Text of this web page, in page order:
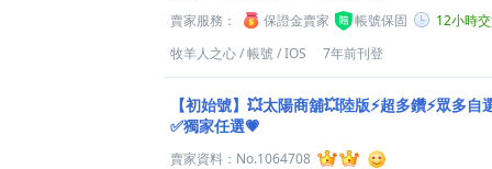
賣家服務：
保證金賣家 帳號保固
12小時
牧羊人之心/帳號/IOS 7年前刊登
【初始號】💥太陽商舖💥陸版⚡超多鑽⚡眾多
✅獨家任選💗
賣家資料： No.1064708